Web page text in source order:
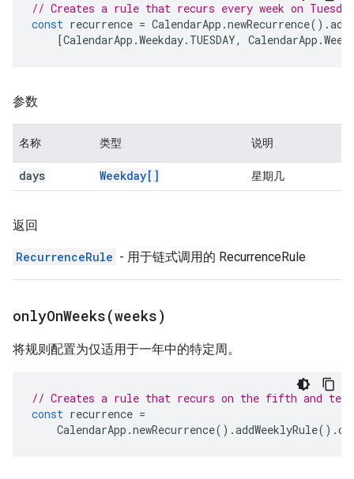
// Creates a rule that recurs every week on
const recurrence = CalendarApp .newRecurrence().
[CalendarApp .Weekday. TUESDAY, CalendarApp .
参数
名称 类型 说明
days Weekday[] 星期几
返回
RecurrenceRule - 用于链式调用的 RecurrenceRule
onlyOnWeeks(weeks)
将规则配置为仅适用于一年中的特定周。
// Creates a rule that recurs on the fifth and
const recurrence =
CalendarApp .newRecurrence().addWeeklyRule().